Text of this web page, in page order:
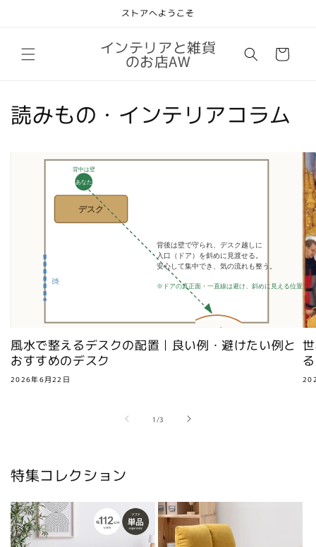
ストアへようこそ
インテリアと雑貨
のお店AW
ー
読みもの・インテリアコラム
風水で整えるデスクの配置｜良い例・避けたい例と
おすすめのデスク
2026年6月22日
1/の3
特集コレクション